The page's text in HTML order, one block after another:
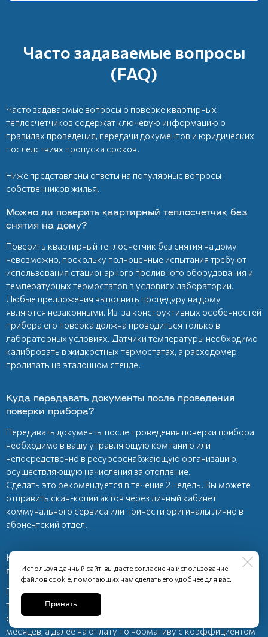
Часто задаваемые вопросы
(FAQ)
Часто задаваемые вопросы о поверке квартирных
теплосчетчиков содержат ключевую информацию о
правилах проведения, передачи документов и юридических
последствиях пропуска сроков.
Ниже представлены ответы на популярные вопросы
собственников жилья.
Можно ли поверить квартирный теплосчетчик без
снятия на дому?
Поверить квартирный теплосчетчик без снятия на дому
невозможно, поскольку полноценные испытания требуют
использования стационарного проливного оборудования и
температурных термостатов в условиях лаборатории.
Любые предложения выполнить процедуру на дому
являются незаконными. Из-за конструктивных особенностей
прибора его поверка должна проводиться только в
лабораторных условиях. Датчики температуры необходимо
калибровать в жидкостных термостатах, а расходомер
проливать на эталонном стенде.
Куда передавать документы после проведения
поверки прибора?
Передавать документы после проведения поверки прибора
необходимо в вашу управляющую компанию или
непосредственно в ресурсоснабжающую организацию,
осуществляющую начисления за отопление.
Сделать это рекомендуется в течение 2 недель. Вы можете
отправить скан-копии актов через личный кабинет
коммунального сервиса или принести оригиналы лично в
абонентский отдел.
Каковы последствия пропуска даты очередной
поверки теплосчетчика?
Последствия пропуска даты очередной поверки
теплосчетчика заключаются в переводе расчетов на
среднемесячные объемы потребления в течение первых 3
месяцев, а далее на оплату по нормативу с коэффициентом
Используя данный сайт, вы даете согласие на использование
файлов cookie, помогающих нам сделать его удобнее для вас.
Принять